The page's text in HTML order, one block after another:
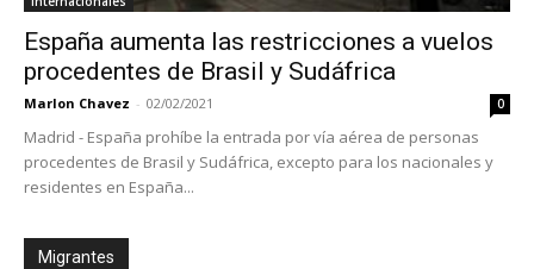
España aumenta las restricciones a vuelos
procedentes de Brasil y Sudáfrica
Marlon Chavez - 02/02/2021 0
Madrid - España prohíbe la entrada por vía aérea de personas
procedentes de Brasil y Sudáfrica, excepto para los nacionales y
residentes en España...
Migrantes